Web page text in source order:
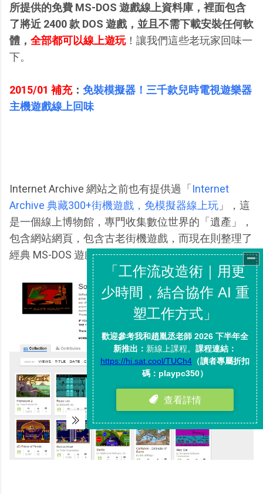
所提供的免費 MS-DOS 遊戲線上資料庫，裡面包含
了將近 2400 款 DOS 遊戲，並且不需下載安裝任何軟
體， 全部都可以線上遊玩！讓我們這些老玩家回味一
下。
2015/01 補充： 免裝模擬器！三千款兒時電視遊樂器
主機遊戲線上回味
Internet Archive 網站之前也有提供過「 Internet
Archive 典藏300+街機遊戲，免模擬器線上玩 」，這
是一個線上博物館，專門收集數位世界的「遺產」，
包含網站網頁，包含古老街機遊戲，而現在則整理了
經典 MS-DOS 遊戲。